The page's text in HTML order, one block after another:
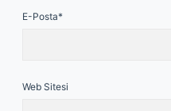
E-Posta*
Web Sitesi